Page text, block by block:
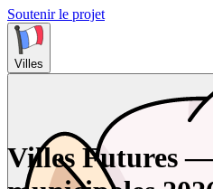
Soutenir le projet
Villes
Villes Futures